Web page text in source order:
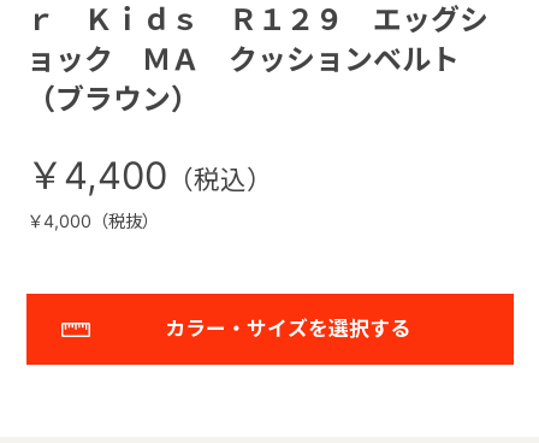
ｒ Ｋｉｄｓ Ｒ１２９ エッグシ
ョック ＭＡ クッションベルト
（ブラウン）
￥4,400
￥4,000（税抜）
カラー・サイズを選択する